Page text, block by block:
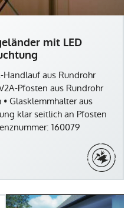
mit LED
Handlauf aus Rundrohr
Pfosten aus Rundrohr
Glasklemmhalter aus
klar seitlich an Pfosten
160079